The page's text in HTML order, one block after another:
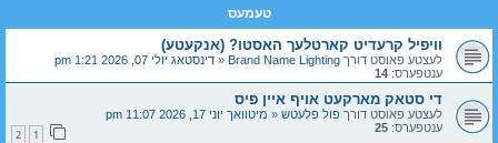
טעמעס
וויפיל קרעדיט קארטלעך האסטו? (אנקעטע)
לעצטע פאוסט דורך Brand Name Lighting
« דינסטאג יולי 07, 2026 1:21 pm
ענטפערס: 14
די סטאק מארקעט אויף איין פיס
לעצטע פאוסט דורך פול פלעטש « מיטוואך יוני 17, 2026 11:07 pm
ענטפערס: 25
1
2